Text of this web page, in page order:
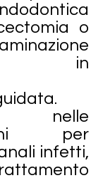
o
in
nelle
per
infetti,